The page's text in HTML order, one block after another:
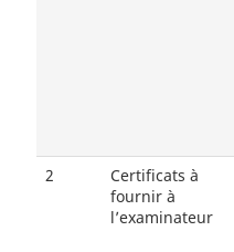
2
Certificats à
fournir à
l’examinateur